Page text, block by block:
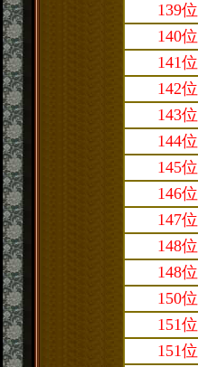
139位
140位
141位
142位
143位
144位
145位
146位
147位
148位
148位
150位
151位
151位